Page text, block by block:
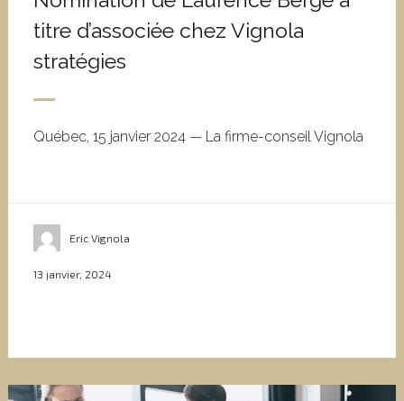
titre d’associée chez Vignola
stratégies
Québec, 15 janvier 2024 — La firme-conseil Vignola
Eric Vignola
13 janvier, 2024